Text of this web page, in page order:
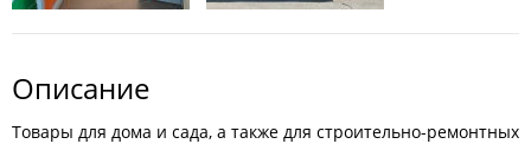
Описание
Товары для дома и сада, а также для строительно-ремонтных